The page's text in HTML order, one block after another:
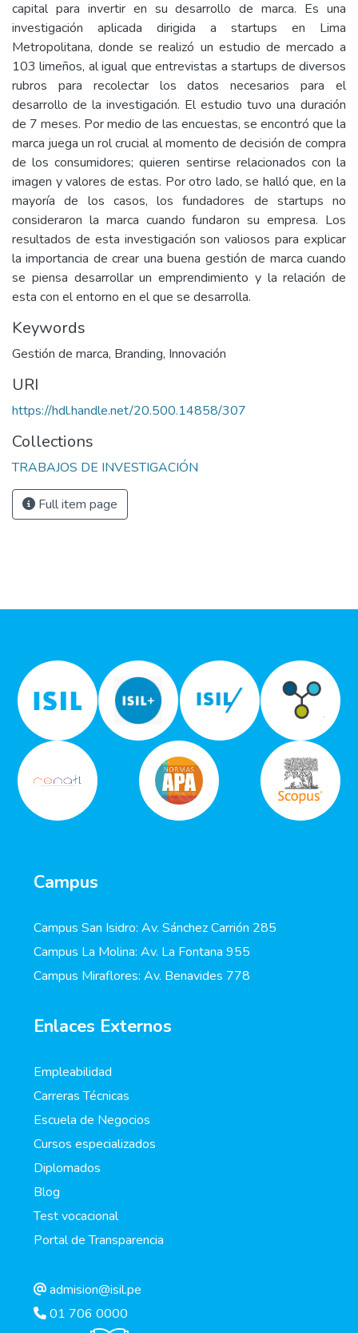
capital para invertir en su desarrollo de marca. Es una
investigación aplicada dirigida a startups en Lima
Metropolitana, donde se realizó un estudio de mercado a
103 limeños, al igual que entrevistas a startups de diversos
rubros para recolectar los datos necesarios para el
desarrollo de la investigación. El estudio tuvo una duración
de 7 meses. Por medio de las encuestas, se encontró que la
marca juega un rol crucial al momento de decisión de compra
de los consumidores; quieren sentirse relacionados con la
imagen y valores de estas. Por otro lado, se halló que, en la
mayoría de los casos, los fundadores de startups no
consideraron la marca cuando fundaron su empresa. Los
resultados de esta investigación son valiosos para explicar
la importancia de crear una buena gestión de marca cuando
se piensa desarrollar un emprendimiento y la relación de
esta con el entorno en el que se desarrolla.
Keywords
Gestión de marca, Branding, Innovación
URI
https://hdl.handle.net/20.500.14858/307
Collections
TRABAJOS DE INVESTIGACIÓN
Full item page
Campus
Campus San Isidro: Av. Sánchez Carrión 285
Campus La Molina: Av. La Fontana 955
Campus Miraflores: Av. Benavides 778
Enlaces Externos
Empleabilidad
Carreras Técnicas
Escuela de Negocios
Cursos especializados
Diplomados
Blog
Test vocacional
Portal de Transparencia
admision@isil.pe
01 706 0000